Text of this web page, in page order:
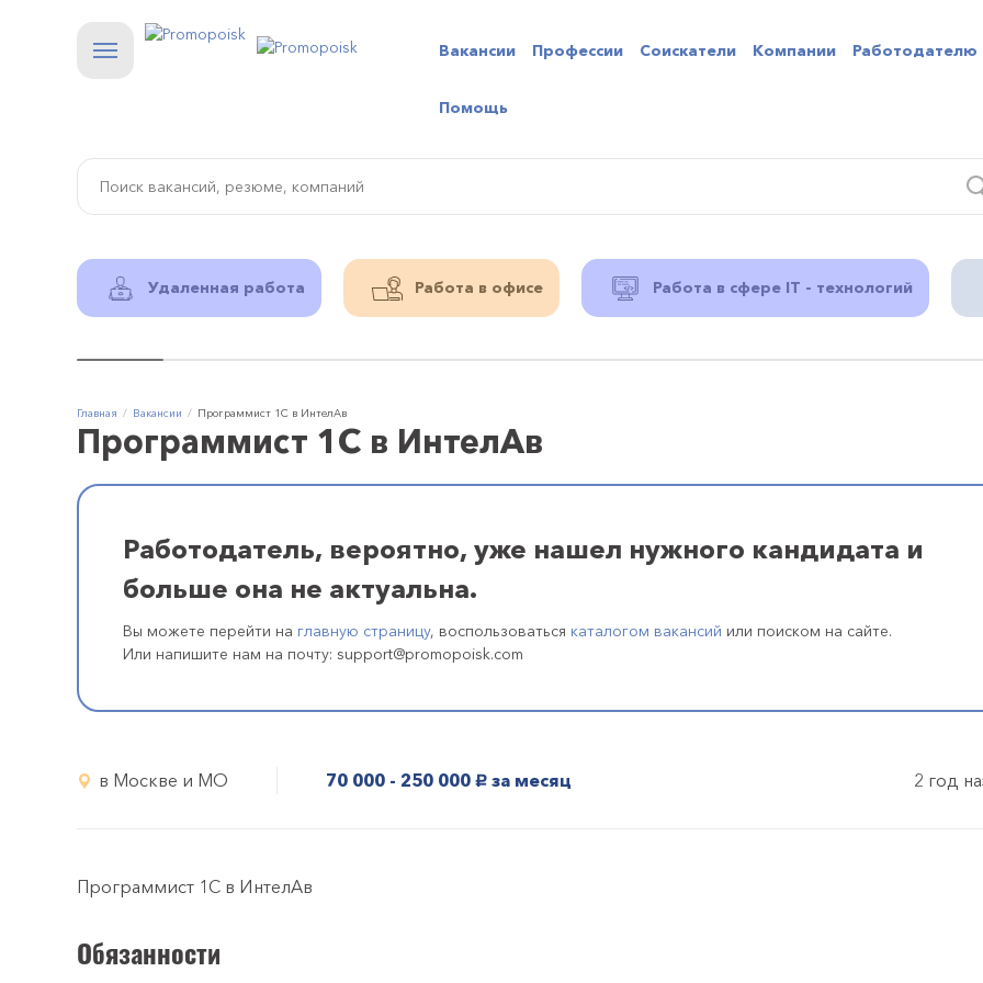
Вакансии Профессии Соискатели Компании Работодателю
Помощь
Удаленная работа Работа в офисе Работа в сфере IT - технологий
Главная Вакансии Программист 1С в ИнтелАв
Программист 1С в ИнтелАв
Работодатель, вероятно, уже нашел нужного кандидата и
больше она не актуальна.
Вы можете перейти на главную страницу, воспользоваться каталогом вакансий или поиском на сайте.
Или напишите нам на почту: support@promopoisk.com
в Москве и МО 70 000 - 250 000 руб. за месяц 2 год
Программист 1С в ИнтелАв
Обязанности